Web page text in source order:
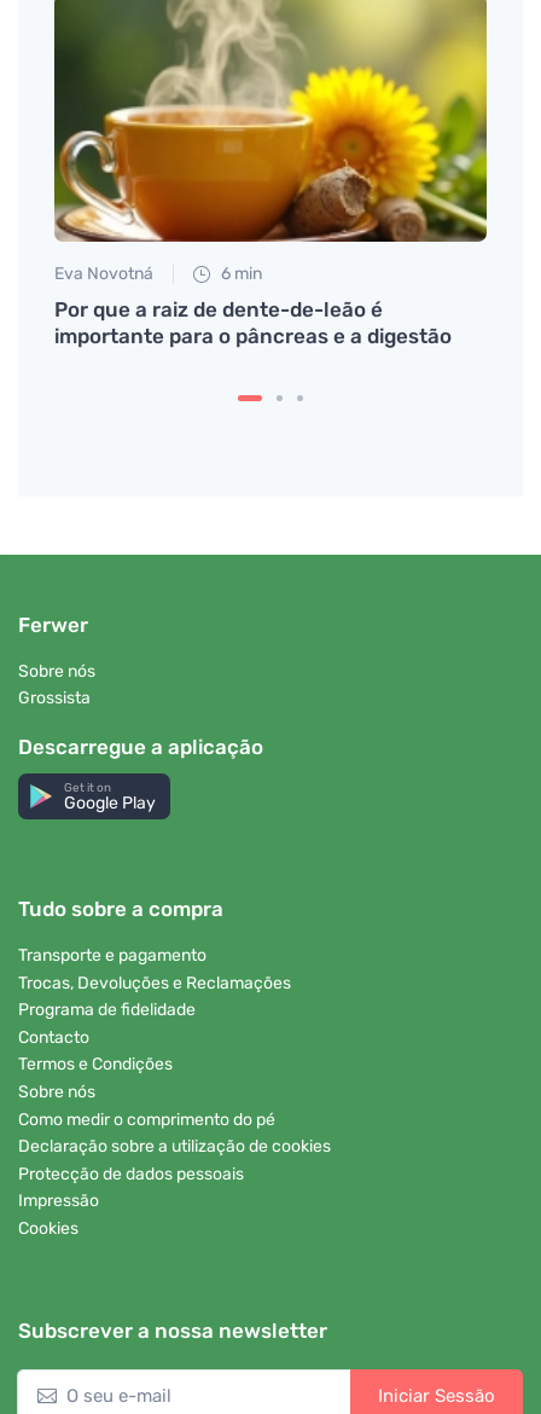
Eva Novotná 6 min
Por que a raiz de dente-de-leão é
importante para o pâncreas e a digestão
Ferwer
Sobre nós
Grossista
Descarregue a aplicação
Get it on
Google Play
Tudo sobre a compra
Transporte e pagamento
Trocas, Devoluções e Reclamações
Programa de fidelidade
Contacto
Termos e Condições
Sobre nós
Como medir o comprimento do pé
Declaração sobre a utilização de cookies
Protecção de dados pessoais
Impressão
Cookies
Subscrever a nossa newsletter
Iniciar Sessão